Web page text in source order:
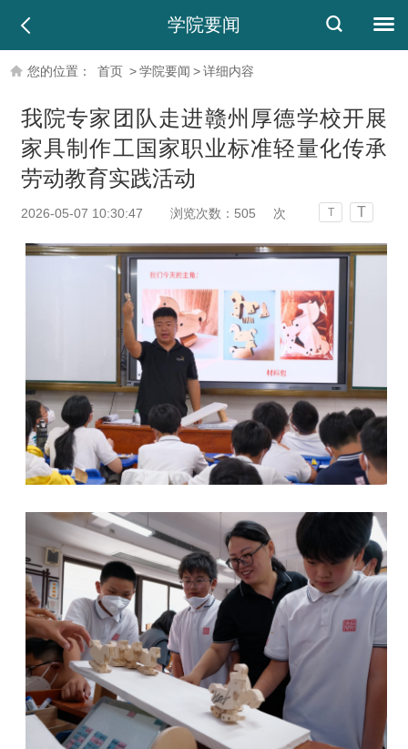
学院要闻
您的位置： 首页 >学院要闻 >详细内容
我院专家团队走进赣州厚德学校开展
家具制作工国家职业标准轻量化传承
劳动教育实践活动
2026-05-07 10:30:47 浏览次数： 505 次 T T